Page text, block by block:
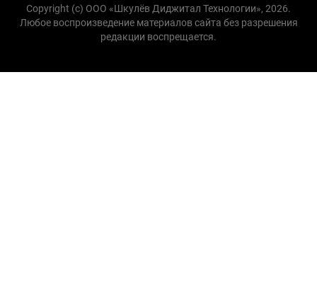
Copyright (с) ООО «Шкулёв Диджитал Технологии», 2026.
Любое воспроизведение материалов сайта без разрешения
редакции воспрещается.